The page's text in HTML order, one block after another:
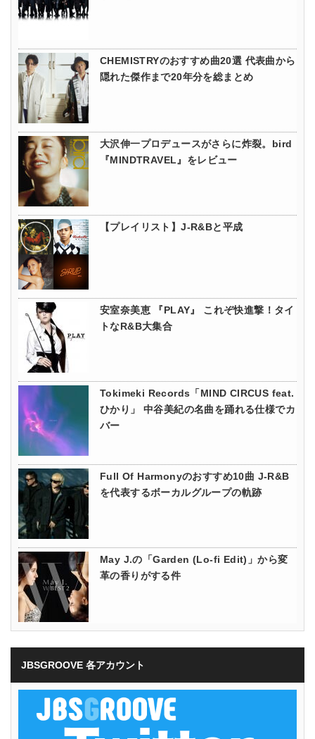
CHEMISTRYのおすすめ曲20選 代表曲から
隠れた傑作まで20年分を総まとめ
大沢伸一プロデュースがさらに炸裂。bird
『MINDTRAVEL』をレビュー
【プレイリスト】J-R&Bと平成
安室奈美恵 『PLAY』 これぞ快進撃！タイ
トなR&B大集合
Tokimeki Records「MIND CIRCUS feat.
ひかり」 中谷美紀の名曲を踊れる仕様でカ
バー
Full Of Harmonyのおすすめ10曲 J-R&B
を代表するボーカルグループの軌跡
May J.の「Garden (Lo-fi Edit)」から変
革の香りがする件
JBSGROOVE 各アカウント